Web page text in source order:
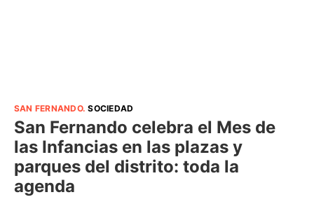
SAN FERNANDO.SOCIEDAD
San Fernando celebra el Mes de
las Infancias en las plazas y
parques del distrito: toda la
agenda